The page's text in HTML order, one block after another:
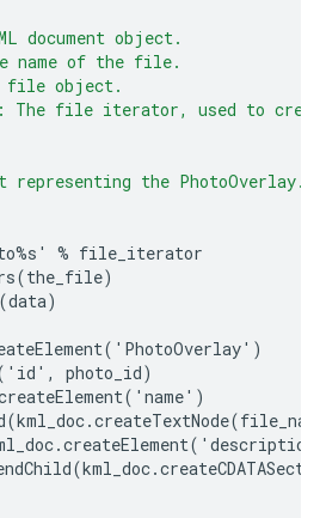
document object.
name of the file.
object.
The file iterator, used to
representing the PhotoOverlay.
%s ' % file_iterator
(the_file)
(data)
( ' PhotoOverlay' )
' id ' , photo_id)
( ' name' )
(kml_doc.createTextNode(
.createElement( ' description
(kml_doc.